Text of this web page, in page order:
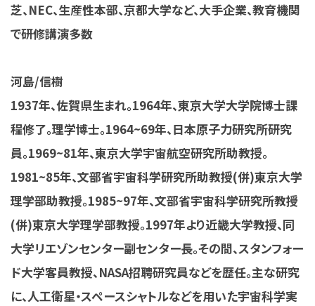
芝、NEC、生産性本部、京都大学など、大手企業、教育機関
で研修講演多数
河島/信樹
1937年、佐賀県生まれ。1964年、東京大学大学院博士課
程修了。理学博士。1964~69年、日本原子力研究所研究
員。1969~81年、東京大学宇宙航空研究所助教授。
1981~85年、文部省宇宙科学研究所助教授(併)東京大学
理学部助教授。1985~97年、文部省宇宙科学研究所教授
(併)東京大学理学部教授。1997年より近畿大学教授、同
大学リエゾンセンター副センター長。その間、スタンフォー
ド大学客員教授、NASA招聘研究員などを歴任。主な研究
に、人工衛星・スペースシャトルなどを用いた宇宙科学実